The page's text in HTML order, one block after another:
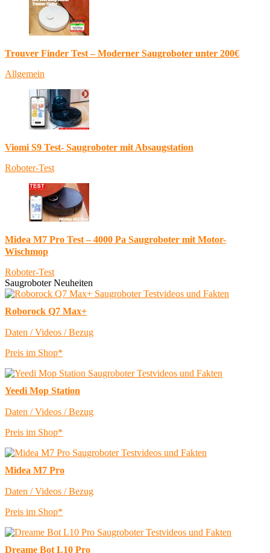
Trouver Finder Test – Moderner Saugroboter unter 200€
Allgemein
Viomi S9 Test- Saugroboter mit Absaugstation
Roboter-Test
Midea M7 Pro Test – 4000 Pa Saugroboter mit Motor-
Wischmop
Roboter-Test
Saugroboter Neuheiten
Roborock Q7 Max+
Daten / Videos / Bezug
Preis im Shop*
Yeedi Mop Station
Daten / Videos / Bezug
Preis im Shop*
Midea M7 Pro
Daten / Videos / Bezug
Preis im Shop*
Dreame Bot L10 Pro